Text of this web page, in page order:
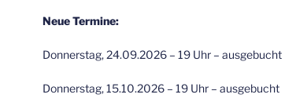
Neue Termine:
Donnerstag, 24.09.2026 – 19 Uhr – ausgebucht
Donnerstag, 15.10.2026 – 19 Uhr – ausgebucht